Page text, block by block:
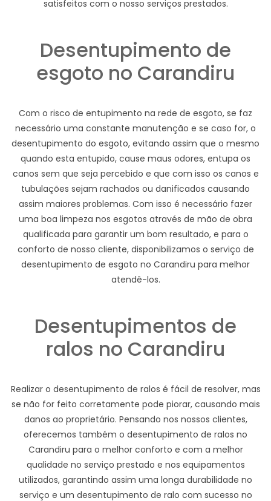
satisfeitos com o nosso serviços prestados.
Desentupimento de
esgoto no Carandiru
Com o risco de entupimento na rede de esgoto, se faz
necessário uma constante manutenção e se caso for, o
desentupimento do esgoto, evitando assim que o mesmo
quando esta entupido, cause maus odores, entupa os
canos sem que seja percebido e que com isso os canos e
tubulações sejam rachados ou danificados causando
assim maiores problemas. Com isso é necessário fazer
uma boa limpeza nos esgotos através de mão de obra
qualificada para garantir um bom resultado, e para o
conforto de nosso cliente, disponibilizamos o serviço de
desentupimento de esgoto no Carandiru para melhor
atendê-los.
Desentupimentos de
ralos no Carandiru
Realizar o desentupimento de ralos é fácil de resolver, mas
se não for feito corretamente pode piorar, causando mais
danos ao proprietário. Pensando nos nossos clientes,
oferecemos também o desentupimento de ralos no
Carandiru para o melhor conforto e com a melhor
qualidade no serviço prestado e nos equipamentos
utilizados, garantindo assim uma longa durabilidade no
serviço e um desentupimento de ralo com sucesso no